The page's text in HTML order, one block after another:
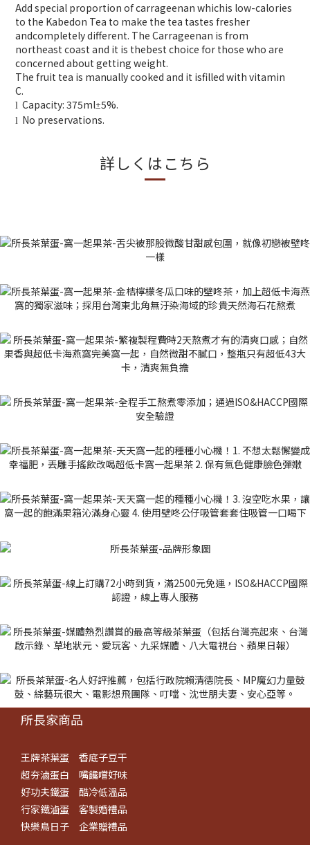
Add special proportion of carrageenan whichis low-calories
to the Kabedon Tea to make the tea tastes fresher
andcompletely different. The Carrageenan is from
northeast coast and it is thebest choice for those who are
concerned about getting weight.
The fruit tea is manually cooked and it isfilled with vitamin
C.
l Capacity: 375ml±5%.
l No preservations.
詳しくはこちら
所長家商品
王牌茶葉蛋
香底子豆干
超夯滷蛋白
嘴饞嚐好味
好功夫鐵蛋
酷冷低溫品
行家鐵滷蛋
客製婚禮品
快樂鳥日子
企業贈禮品